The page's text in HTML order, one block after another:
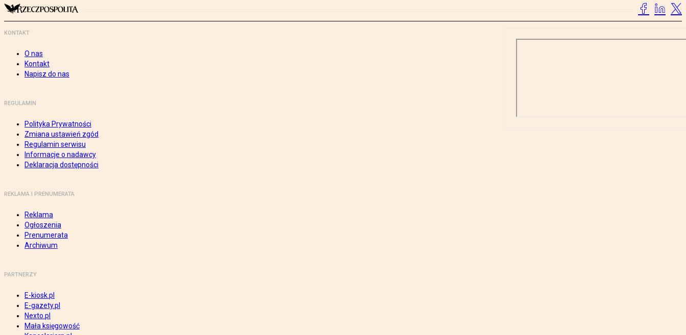
KONTAKT
O nas
Kontakt
Napisz do nas
REGULAMIN
Polityka Prywatności
Zmiana ustawień zgód
Regulamin serwisu
Informacje o nadawcy
Deklaracja dostępności
REKLAMA I PRENUMERATA
Reklama
Ogłoszenia
Prenumerata
Archiwum
PARTNERZY
E-kiosk.pl
E-gazety.pl
Nexto.pl
Mała księgowość